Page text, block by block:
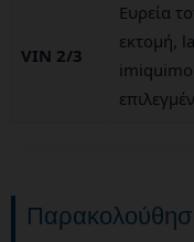
VIN 2/3
Ευρεία
εκτομή,